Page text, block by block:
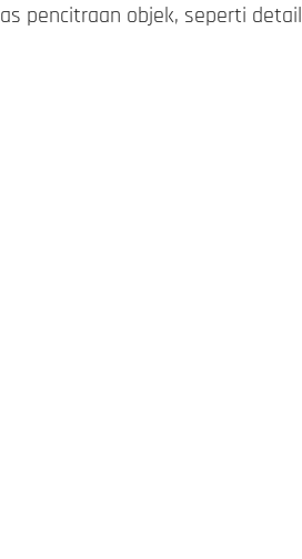
pencitraan objek, seperti detail